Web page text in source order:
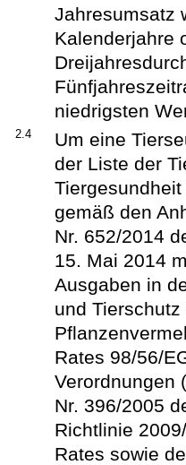
Jahresumsatz
Kalenderjahre
niedrigsten
2.4
Um eine
der Liste der
gemäß den
Nr. 652/2014
15. Mai 2014
Ausgaben in
und
Rates 98/56/
Verordnungen
Nr. 396/2005
Richtlinie
Rates sowie